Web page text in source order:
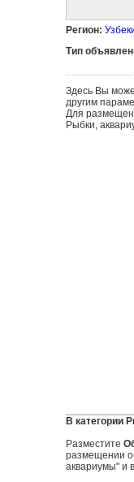
Регион:
Тип
Здесь Вы
другим
Для
Рыбки,
В категории
Разместите
размещении
аквариумы" и